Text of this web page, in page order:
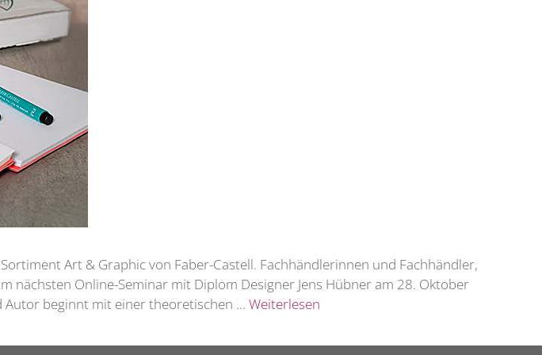
Art & Graphic von Faber-Castell. Fachhändlerinnen und Fachhändler,
nächsten Online-Seminar mit Diplom Designer Jens Hübner am 28. Oktober
Autor beginnt mit einer theoretischen … Weiterlesen